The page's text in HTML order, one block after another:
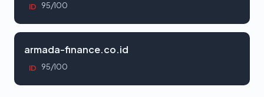
ID 95/100
armada-finance.co.id
ID 95/100